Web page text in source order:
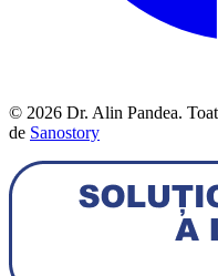
© 2026 Dr. Alin Pandea.
de Sanostory